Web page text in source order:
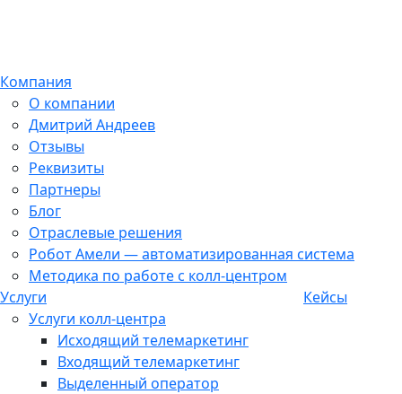
Компания
О компании
Дмитрий Андреев
Отзывы
Реквизиты
Партнеры
Блог
Отраслевые решения
Робот Амели — автоматизированная система
Методика по работе с колл-центром
Услуги
Услуги колл-центра
Исходящий телемаркетинг
Входящий телемаркетинг
Выделенный оператор
Кейсы